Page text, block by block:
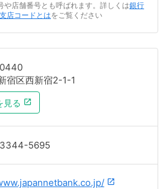
や店舗番号とも呼ばれます。詳しくは銀行
店コードとはをご覧ください
宿区西新宿2-1-1
見る
5695